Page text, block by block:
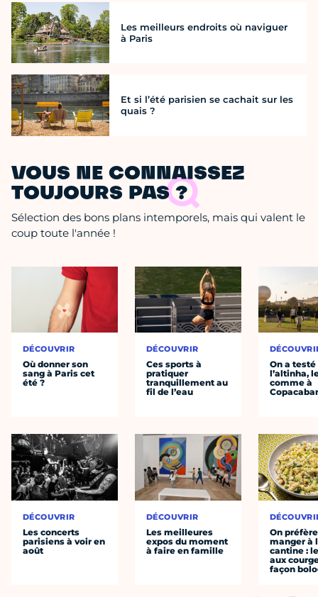
Les meilleurs endroits où naviguer
à Paris
Et si l’été parisien se cachait sur les
quais ?
VOUS NE CONNAISSEZ
TOUJOURS PAS ?
Sélection des bons plans intemporels, mais qui valent le
coup toute l'année !
DÉCOUVRIR
Où donner son
sang à Paris cet
été ?
DÉCOUVRIR
Les concerts
parisiens à voir en
août
DÉCOUVRIR
Ces sports à
pratiquer
tranquillement au
fil de l’eau
DÉCOUVRIR
Les meilleures
expos du moment
à faire en famille
On a testé
l’altinha,
comme à
On préfère
manger à
cantine :
aux
façon